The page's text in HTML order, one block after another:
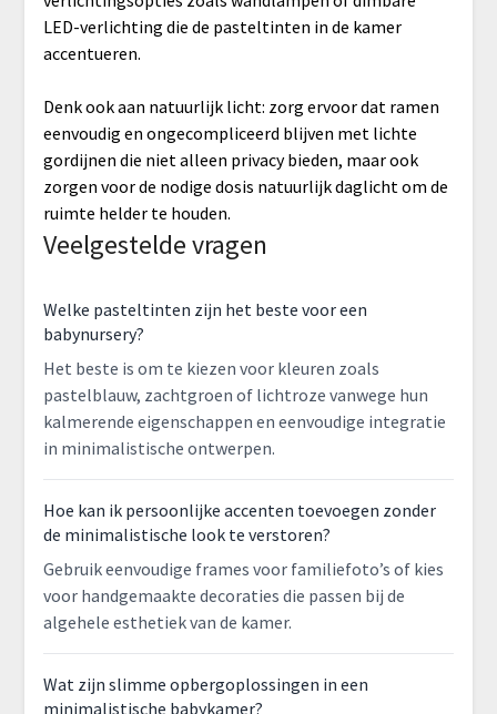
LED-verlichting die de pasteltinten in de kamer
accentueren.
Denk ook aan natuurlijk licht: zorg ervoor dat ramen
eenvoudig en ongecompliceerd blijven met lichte
gordijnen die niet alleen privacy bieden, maar ook
zorgen voor de nodige dosis natuurlijk daglicht om de
ruimte helder te houden.
Veelgestelde vragen
Welke pasteltinten zijn het beste voor een
babynursery?
Het beste is om te kiezen voor kleuren zoals
pastelblauw, zachtgroen of lichtroze vanwege hun
kalmerende eigenschappen en eenvoudige integratie
in minimalistische ontwerpen.
Hoe kan ik persoonlijke accenten toevoegen zonder
de minimalistische look te verstoren?
Gebruik eenvoudige frames voor familiefoto’s of kies
voor handgemaakte decoraties die passen bij de
algehele esthetiek van de kamer.
Wat zijn slimme opbergoplossingen in een
minimalistische babykamer?